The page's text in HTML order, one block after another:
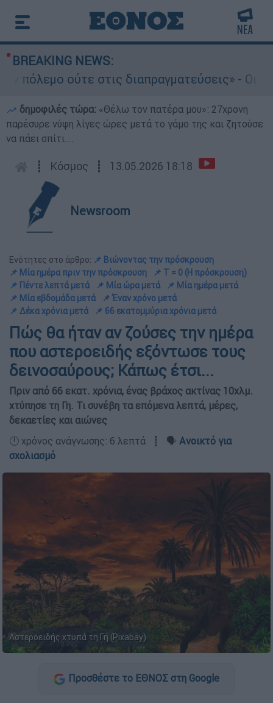
BREAKING NEWS:
διαπραγματεύσεις» - Οι έξι όροι του
δημοφιλές τώρα: «Θέλω τον πατέρα μου»: 27χρονη
παρέσυρε νύφη λίγες ώρες μετά το γάμο της και ζητούσε
να πάει σπίτι...
┋ Κόσμος ┋ 13.05.2026 18:18
Newsroom
Ενότητες στο άρθρο: 📌 Βιώνοντας την πρόσκρουση
📌 Μία ημέρα πριν την πρόσκρουση
📌 T = 0 (Η πρόσκρουση)
📌 Πέντε λεπτά μετά
📌 Μία ώρα μετά
📌 Μία ημέρα μετά
📌 Μία εβδομάδα μετά
📌 Έναν χρόνο μετά
📌 Δέκα χρόνια μετά
📌 66 εκατομμύρια χρόνια μετά
Πώς θα ήταν αν ζούσες την ημέρα
που αστεροειδής εξόντωσε τους
δεινοσαύρους; Κάπως έτσι...
Πριν από 66 εκατ. χρόνια, ένας βράχος ακτίνας 10χλμ.
χτύπησε τη Γη. Τι συνέβη τα επόμενα λεπτά, μέρες,
δεκαετίες και αιώνες
🕛 χρόνος ανάγνωσης: 6 λεπτά ┋ 🗣️ Ανοικτό για
σχολιασμό
Αστεροειδής χτυπά τη Γη (Pixabay)
Προσθέστε το ΕΘΝΟΣ στη Google